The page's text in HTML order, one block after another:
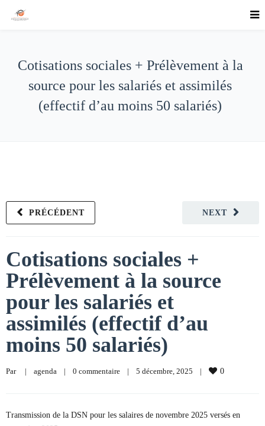
Cotisations sociales + Prélèvement à la
source pour les salariés et assimilés
(effectif d’au moins 50 salariés)
NEXT
PRÉCÉDENT
Cotisations sociales +
Prélèvement à la source
pour les salariés et
assimilés (effectif d’au
moins 50 salariés)
Par | agenda | 0 commentaire | 5 décembre, 2025 | 0
Transmission de la DSN pour les salaires de novembre 2025 versés en